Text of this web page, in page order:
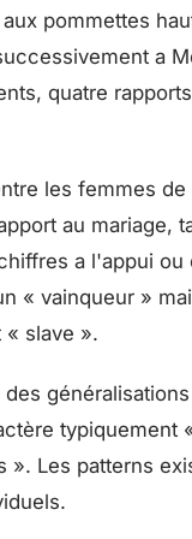
pommettes
a
quatre
les femmes de
au mariage,
a l'appui ou
« vainqueur »
slave ».
typiquement
». Les patterns